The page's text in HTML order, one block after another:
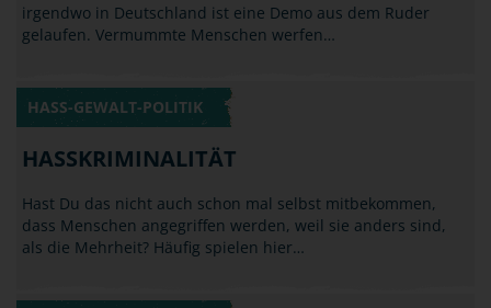
HASSKRIMINALITÄT
Hast Du das nicht auch schon mal selbst mitbekommen,
als die Mehrheit? Häufig spielen hier…